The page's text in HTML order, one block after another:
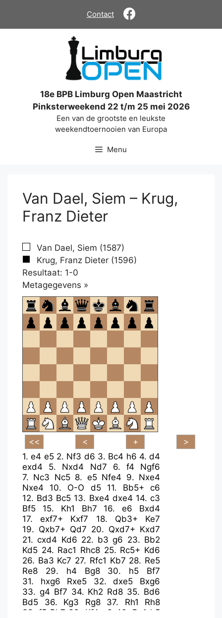
de
Contact
18e BPB Limburg Open Maastricht
Pinksterweekend 22 t/m 25 mei 2026
Een van de grootste en leukste
weekendtoernooien van Europa
Menu
Van Dael, Siem – Krug,
Franz Dieter
Van Dael, Siem (1587)
Krug, Franz Dieter (1596)
Resultaat: 1-0
Metagegevens »
om
te
openen.
1.e4 e5 2. Nf3 d6 3. Bc4 h6 4.d4
exd4
5. Nxd4 Nd7 6. f4
Ngf6
7. Nc3 Nc5 8. e5 Nfe4 9. Nxe4
Nxe4
10. O-O d5 11. Bb5+
c6
12. Bd3 Bc5 13. Bxe4 dxe4 14.c3
Bf5
15. Kh1 Bh7 16.e6
Bxd4
17.exf7+ Kxf7 18. Qb3+
Ke7
19. Qxb7+ Qd7 20. Qxd7+ Kxd7
21.cxd4 Kd6 22. b3 g6 23. Bb2
Kd5 24. Rac1 Rhc8 25. Rc5+ Kd6
26. Ba3 Kc7 27. Rfc1 Kb7 28. Re5
Re8
29. h4 Bg8 30. h5
Bf7
31. hxg6 Rxe5 32.dxe5
Bxg6
33. g4 Bf7 34. Kh2 Rd8 35. Bd6
Bd5
36. Kg3 Rg8 37. Rh1
Rh8
38.
f5 Rh7 39. Kf4 e3 40. Re1 h5